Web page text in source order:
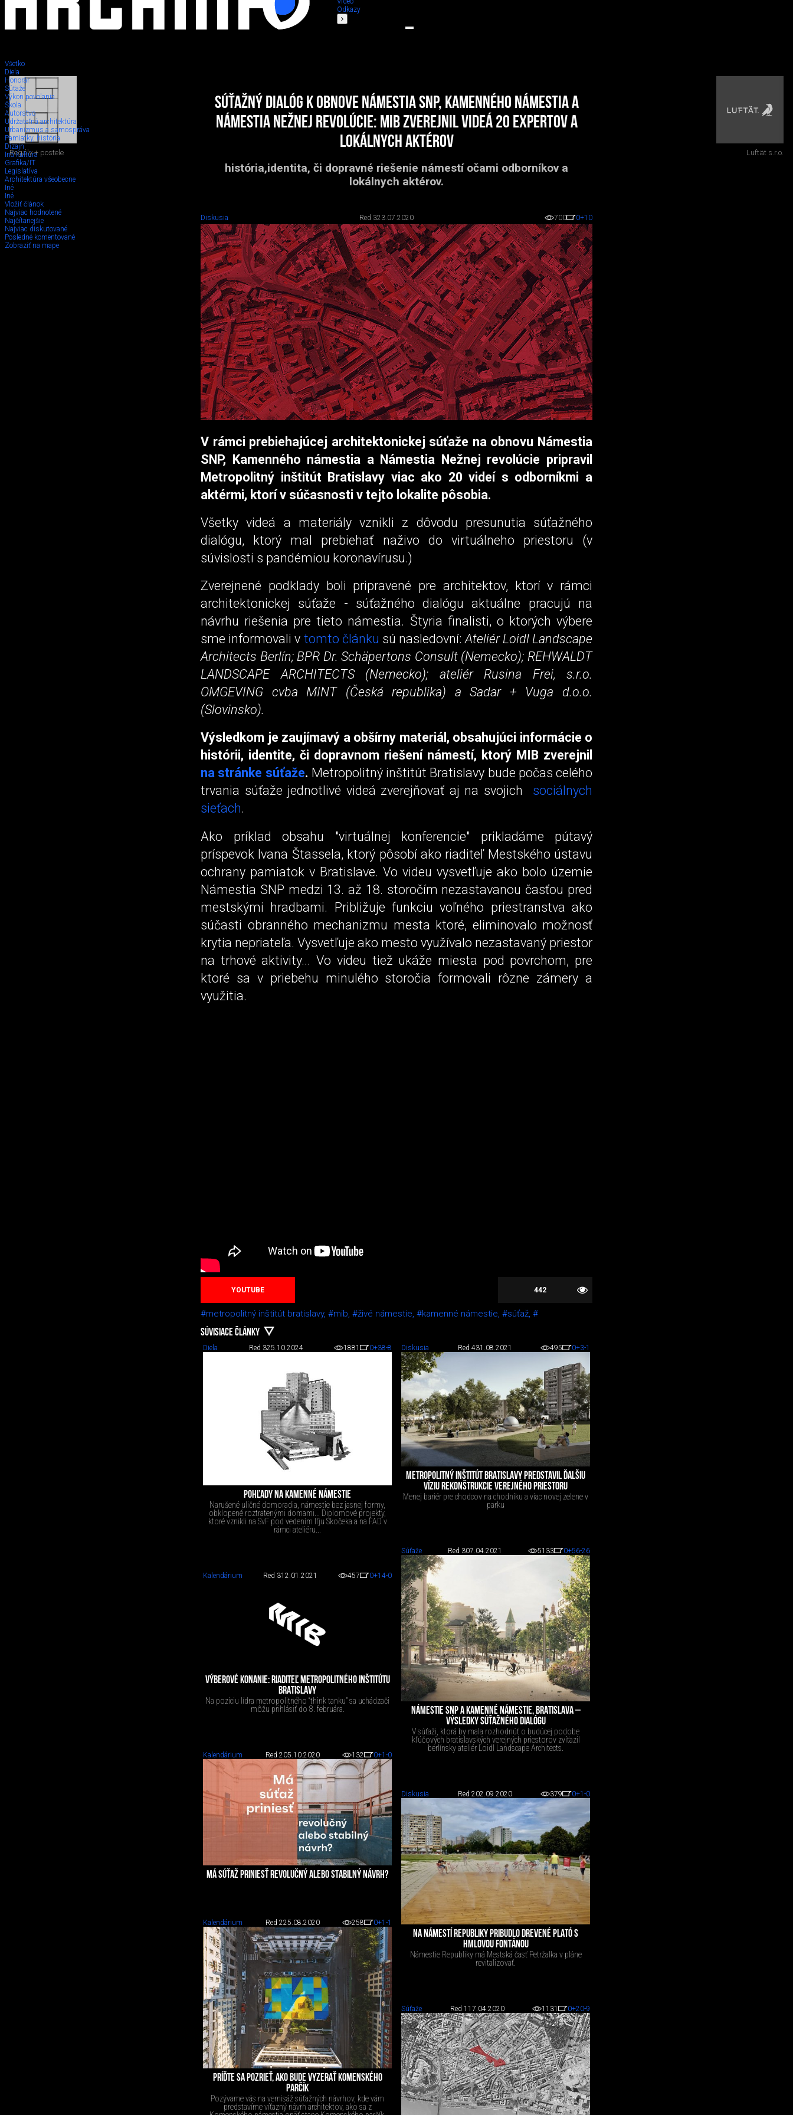
Odkazy
Všetko
Diela
Honorár
Súťaže
Výkon povolania
Škola
Autorstvo
Udržateľná architektúra
Urbanizmus a samospráva
Pamiatky, história
Dizajn
Iná kultúra
Grafika/IT
Legislatíva
Architektúra všeobecne
Iné
Iné
Vložiť článok
Najviac hodnotené
Najčítanejšie
Najviac diskutované
Posledné komentované
Zobraziť na mape
Súťažný dialóg k obnove Námestia SNP, Kamenného námestia a
Námestia Nežnej revolúcie: MIB zverejnil videá 20 expertov a
lokálnych aktérov
história,identita, či dopravné riešenie námestí očami odborníkov a
lokálnych aktérov.
Diskusia Red 323.07.2020 700 0+10
V rámci prebiehajúcej architektonickej súťaže na obnovu Námestia
SNP, Kamenného námestia a Námestia Nežnej revolúcie pripravil
Metropolitný inštitút Bratislavy viac ako 20 videí s odborníkmi a
aktérmi, ktorí v súčasnosti v tejto lokalite pôsobia.
Všetky videá a materiály vznikli z dôvodu presunutia súťažného
dialógu, ktorý mal prebiehať naživo do virtuálneho priestoru (v
súvislosti s pandémiou koronavírusu.)
Zverejnené podklady boli pripravené pre architektov, ktorí v rámci
architektonickej súťaže - súťažného dialógu aktuálne pracujú na
návrhu riešenia pre tieto námestia. Štyria finalisti, o ktorých výbere
sme informovali v tomto článku sú nasledovní:Ateliér Loidl Landscape
Architects Berlín; BPR Dr. Schäpertons Consult (Nemecko); REHWALDT
LANDSCAPE ARCHITECTS (Nemecko); ateliér Rusina Frei, s.r.o.
OMGEVING cvba MINT (Česká republika) a Sadar + Vuga d.o.o.
(Slovinsko).
Výsledkom je zaujímavý a obšírny materiál, obsahujúci informácie o
histórii, identite, či dopravnom riešení námestí, ktorý MIB zverejnil
na stránke súťaže. Metropolitný inštitút Bratislavy bude počas celého
trvania súťaže jednotlivé videá zverejňovať aj na svojich sociálnych
sieťach.
Ako príklad obsahu "virtuálnej konferencie" prikladáme pútavý
príspevok Ivana Štassela, ktorý pôsobí ako riaditeľ Mestského ústavu
ochrany pamiatok v Bratislave. Vo videu vysvetľuje ako bolo územie
Námestia SNP medzi 13. až 18. storočím nezastavanou časťou pred
mestskými hradbami. Približuje funkciu voľného priestranstva ako
súčasti obranného mechanizmu mesta ktoré, eliminovalo možnosť
krytia nepriateľa. Vysvetľuje ako mesto využívalo nezastavaný priestor
na trhové aktivity... Vo videu tiež ukáže miesta pod povrchom, pre
ktoré sa v priebehu minulého storočia formovali rôzne zámery a
využitia.
Regály + postele Luftät s.r.o.
442
YOUTUBE
#metropolitný inštitút bratislavy, #mib, #živé námestie, #kamenné námestie, #súťaž, #
SÚVISIACE ČLÁNKY
Diela Red 325.10.2024 1881 0+38-8
POHĽADY NA KAMENNÉ NÁMESTIE
Narušené uličné domoradia, námestie bez jasnej formy,
obklopené roztratenými domami... Diplomové projekty,
ktoré vznikli na SvF pod vedením Iľju Skočeka a na FAD v
rámci ateliéru...
Diskusia Red 431.08.2021 495 0+3-1
METROPOLITNÝ INŠTITÚT BRATISLAVY PREDSTAVIL ĎALŠIU
VÍZIU REKONŠTRUKCIE VEREJNÉHO PRIESTORU
Menej bariér pre chodcov na chodníku a viac novej zelene v
parku
Súťaže Red 307.04.2021 5133 0+56-26
NÁMESTIE SNP A KAMENNÉ NÁMESTIE, BRATISLAVA –
VÝSLEDKY SÚŤAŽNÉHO DIALÓGU
V súťaži, ktorá by mala rozhodnúť o budúcej podobe
kľúčových bratislavských verejných priestorov zvíťazil
berlínsky ateliér ​Loidl Landscape Architects.
Kalendárium Red 312.01.2021 457 0+14-0
VÝBEROVÉ KONANIE: RIADITEĽ METROPOLITNÉHO INŠTITÚTU
BRATISLAVY
Na pozíciu lídra metropolitného “think tanku” sa uchádzači
môžu prihlásiť do 8. februára.
Kalendárium Red 205.10.2020 132 0+1 -0
MÁ SÚŤAŽ PRINIESŤ REVOLUČNÝ ALEBO STABILNÝ NÁVRH?
Diskusia Red 202.09.2020 379 0+1 -0
NA NÁMESTÍ REPUBLIKY PRIBUDLO DREVENÉ PLATÓ S
HMLOVOU FONTÁNOU
Námestie Republiky má Mestská časť Petržalka v pláne
revitalizovať.
Kalendárium Red 225.08.2020 258 0+1 -1
PRÍĎTE SA POZRIEŤ, AKO BUDE VYZERAŤ KOMENSKÉHO
PARČÍK
Pozývame vás na vernisáž súťažných návrhov, kde vám
predstavíme víťazný návrh architektov, ako sa z
Súťaže Red 1 17.04.2020 1131 0+20-9